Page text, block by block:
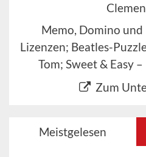
Memo, Domino
Lizenzen; Beatles-
Tom; Sweet & Easy
Zum
Meistgelesen